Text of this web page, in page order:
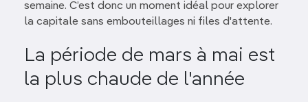
semaine. C’est donc un moment idéal pour explorer
la capitale sans embouteillages ni files d'attente.
La période de mars à mai est
la plus chaude de l'année